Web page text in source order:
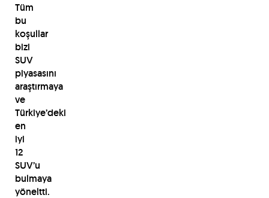
Tüm
bu
koşullar
bizi
SUV
piyasasını
araştırmaya
ve
Türkiye’deki
en
iyi
12
SUV’u
bulmaya
yöneltti.